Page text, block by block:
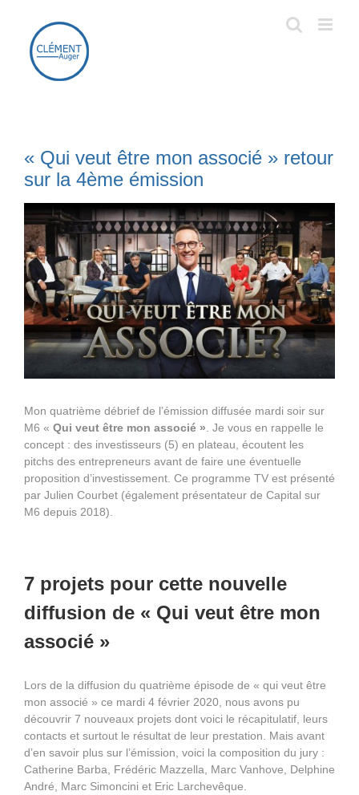
contenu
« Qui veut être mon associé » retour
sur la 4ème émission
l'image
agrandie
Mon quatrième débrief de l’émission diffusée mardi soir sur
M6 « Qui veut être mon associé » . Je vous en rappelle le
concept : des investisseurs (5) en plateau, écoutent les
pitchs des entrepreneurs avant de faire une éventuelle
proposition d’investissement. Ce programme TV est présenté
par Julien Courbet (également présentateur de Capital sur
M6 depuis 2018).
7 projets pour cette nouvelle
diffusion de « Qui veut être mon
associé »
Lors de la diffusion du quatrième épisode de « qui veut être
mon associé » ce mardi 4 février 2020, nous avons pu
découvrir 7 nouveaux projets dont voici le récapitulatif, leurs
contacts et surtout le résultat de leur prestation. Mais avant
d’en savoir plus sur l’émission, voici la composition du jury :
Catherine Barba, Frédéric Mazzella, Marc Vanhove, Delphine
André, Marc Simoncini et Eric Larchevêque.